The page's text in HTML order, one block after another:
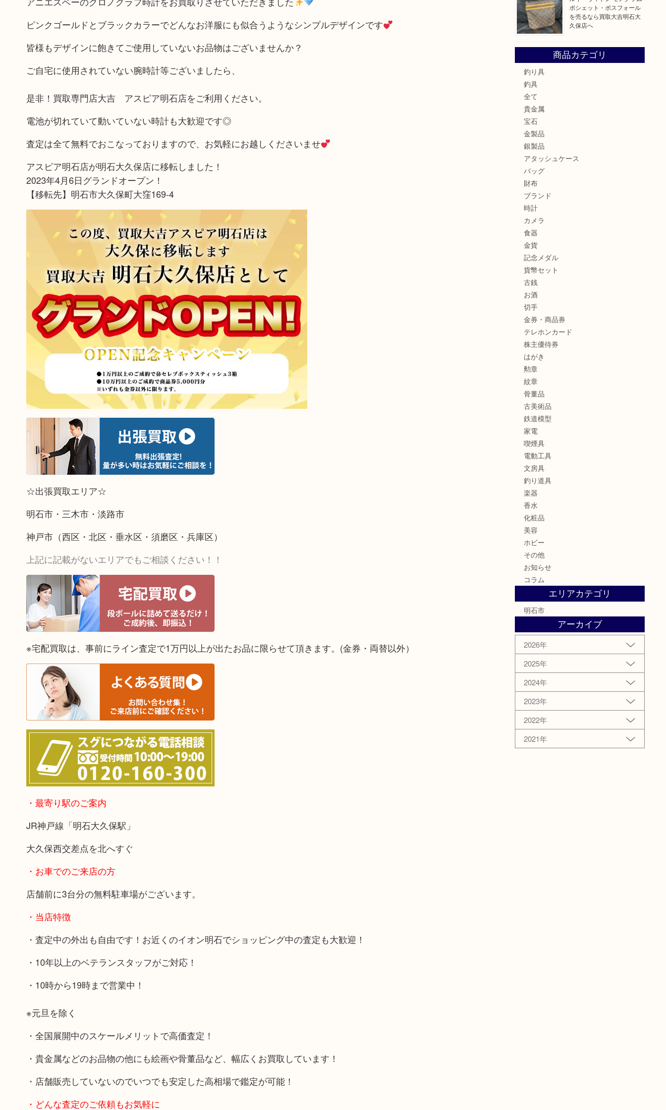
ピンクゴールドとブラックカラーでどんなお洋服にも似合うようなシンプルデザインです
皆様もデザインに飽きてご使用していないお品物はございませんか？
ご自宅に使用されていない腕時計等ございましたら、
是非！買取専門店大吉 アスピア明石店をご利用ください。
電池が切れていて動いていない時計も大歓迎です◎
査定は全て無料でおこなっておりますので、お気軽にお越しくださいませ
アスピア明石店が明石大久保店に移転しました！
2023年4月6日グランドオープン！
【移転先】明石市大久保町大窪169-4
☆出張買取エリア☆
明石市・三木市・淡路市
神戸市（西区・北区・垂水区・須磨区・兵庫区）
上記に記載がないエリアでもご相談ください！！
※宅配買取は、事前にライン査定で1万円以上が出たお品に限らせて頂きます。(金券・両替以外）
・最寄り駅のご案内
JR神戸線「明石大久保駅」
大久保西交差点を北へすぐ
・お車でのご来店の方
店舗前に3台分の無料駐車場がございます。
・当店特徴
・査定中の外出も自由です！お近くのイオン明石でショッピング中の査定も大歓迎！
・10年以上のベテランスタッフがご対応！
・10時から19時まで営業中！
※元旦を除く
・全国展開中のスケールメリットで高価査定！
・貴金属などのお品物の他にも絵画や骨董品など、幅広くお買取しています！
・店舗販売していないのでいつでも安定した高相場で鑑定が可能！
・どんな査定のご依頼もお気軽に
ポシェット・ボスフォール
を売るなら買取大吉明石大
久保店へ
商品カテゴリ
釣り具
釣具
全て
貴金属
宝石
金製品
銀製品
アタッシュケース
バッグ
財布
ブランド
時計
カメラ
食器
金貨
記念メダル
貨幣セット
古銭
お酒
切手
金券・商品券
テレホンカード
株主優待券
はがき
勲章
紋章
骨董品
古美術品
鉄道模型
家電
喫煙具
電動工具
文房具
釣り道具
楽器
香水
化粧品
美容
ホビー
その他
お知らせ
コラム
エリアカテゴリ
明石市
アーカイブ
2026年
2025年
2024年
2023年
2022年
2021年